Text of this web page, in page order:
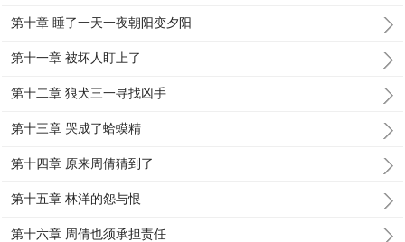
第十章 睡了一天一夜朝阳变夕阳
第十一章 被坏人盯上了
第十二章 狼犬三一寻找凶手
第十三章 哭成了蛤蟆精
第十四章 原来周倩猜到了
第十五章 林洋的怨与恨
第十六章 周倩也须承担责任